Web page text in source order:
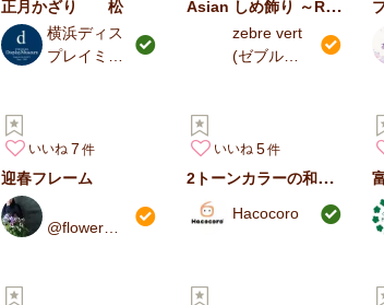
正月かざり 松
横浜ディス
プレイミュ
Asian しめ飾り ～Red～
zebre vert
(ゼブルヴ
いいね 7
迎春フレーム
@flower_s
いいね 5
2トーンカラーの和風プリズリウムアレンジ
Hacocoro